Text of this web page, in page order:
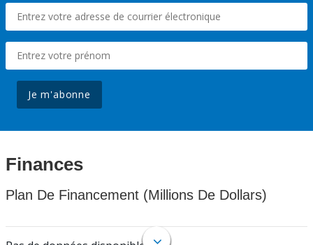
Je m'abonne
Finances
Plan De Financement (Millions De Dollars)